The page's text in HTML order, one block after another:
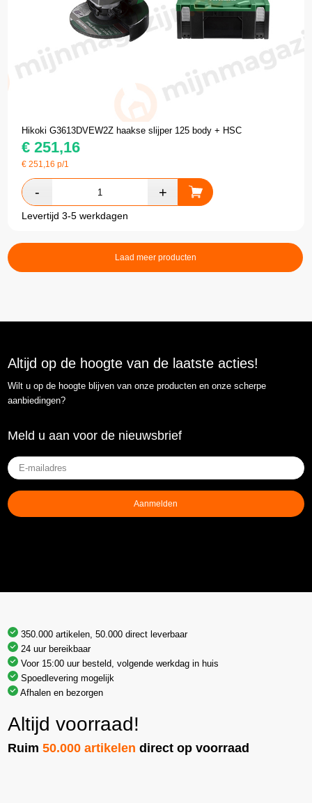
Hikoki G3613DVEW2Z haakse slijper 125 body + HSC
€ 251,16
€251,16 p/1
Levertijd 3-5 werkdagen
Laad meer producten
Altijd op de hoogte van de laatste acties!
Wilt u op de hoogte blijven van onze producten en onze scherpe
aanbiedingen?
Meld u aan voor de nieuwsbrief
E-
mailadres(Vereist)
Aanmelden
350.000 artikelen, 50.000 direct leverbaar
24 uur bereikbaar
Voor 15:00 uur besteld, volgende werkdag in huis
Spoedlevering mogelijk
Afhalen en bezorgen
Altijd voorraad!
Ruim50.000 artikelen direct op voorraad